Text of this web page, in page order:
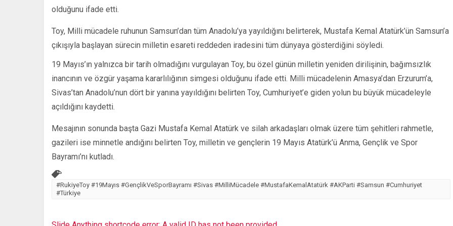
olduğunu ifade etti.
Toy, Milli mücadele ruhunun Samsun’dan tüm Anadolu’ya yayıldığını belirterek, Mustafa Kemal Atatürk’ün Samsun’a
çıkışıyla başlayan sürecin milletin esareti reddeden iradesini tüm dünyaya gösterdiğini söyledi.
19 Mayıs’ın yalnızca bir tarih olmadığını vurgulayan Toy, bu özel günün milletin yeniden dirilişinin, bağımsızlık
inancının ve özgür yaşama kararlılığının simgesi olduğunu ifade etti. Milli mücadelenin Amasya’dan Erzurum’a,
Sivas’tan Anadolu’nun dört bir yanına yayıldığını belirten Toy, Cumhuriyet’e giden yolun bu büyük mücadeleyle
açıldığını kaydetti.
Mesajının sonunda başta Gazi Mustafa Kemal Atatürk ve silah arkadaşları olmak üzere tüm şehitleri rahmetle,
gazileri ise minnetle andığını belirten Toy, milletin ve gençlerin 19 Mayıs Atatürk’ü Anma, Gençlik ve Spor
Bayramı’nı kutladı.
#RukiyeToy #19Mayıs #GençlikVeSporBayramı #Sivas #MilliMücadele #MustafaKemalAtatürk #AKParti #Samsun #Cumhuriyet
#Türkiye